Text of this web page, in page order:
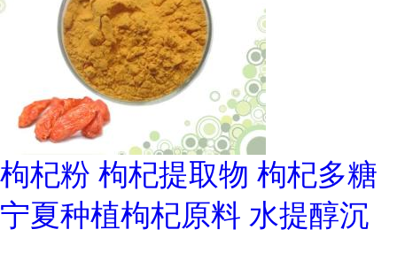
枸杞粉 枸杞提取物 枸杞多糖
宁夏种植枸杞原料 水提醇沉